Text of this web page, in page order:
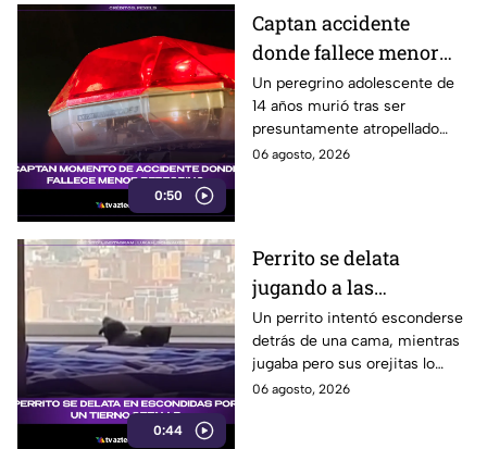
0:50
Captan accidente
donde fallece menor
peregrino en Estado de
México
Un peregrino adolescente de
14 años murió tras ser
presuntamente atropellado
mientras entrenaba en
06 agosto, 2026
0:44
Perrito se delata
jugando a las
escondidas y conquista
las redes
Un perrito intentó esconderse
detrás de una cama, mientras
jugaba pero sus orejitas lo
delataron. El tierno video
06 agosto, 2026